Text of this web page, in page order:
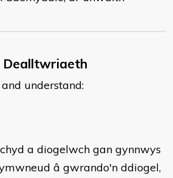
Dealltwriaeth
understand:
a diogelwch gan gynnwys
â gwrando'n ddiogel,